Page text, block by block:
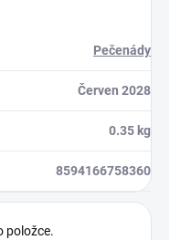
Pečenády
Červen 2028
0.35 kg
8594166758360
položce.